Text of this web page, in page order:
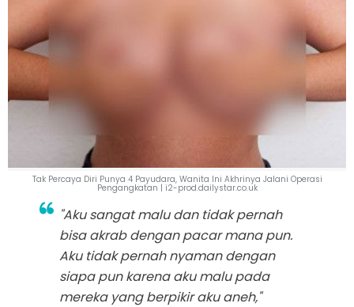
Tak Percaya Diri Punya 4 Payudara, Wanita Ini Akhrinya Jalani Operasi
Pengangkatan | i2-prod.dailystar.co.uk
"Aku sangat malu dan tidak pernah
bisa akrab dengan pacar mana pun.
Aku tidak pernah nyaman dengan
siapa pun karena aku malu pada
mereka yang berpikir aku aneh,"